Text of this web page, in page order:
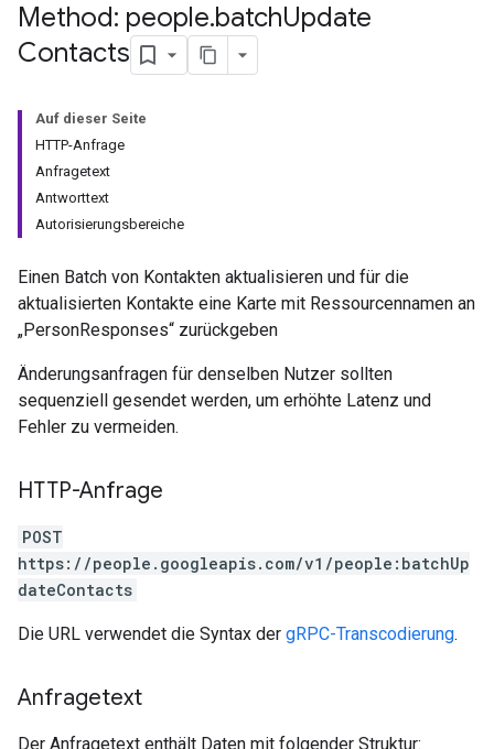
Method: people.batchUpdate
Contacts
Auf dieser Seite
HTTP-Anfrage
Anfragetext
Antworttext
Autorisierungsbereiche
Einen Batch von Kontakten aktualisieren und für die
aktualisierten Kontakte eine Karte mit Ressourcennamen an
„PersonResponses“ zurückgeben
Änderungsanfragen für denselben Nutzer sollten
sequenziell gesendet werden, um erhöhte Latenz und
Fehler zu vermeiden.
HTTP-Anfrage
POST
https://people.googleapis.com/v1/people:batchUp
dateContacts
Die URL verwendet die Syntax der gRPC-Transcodierung.
Anfragetext
Der Anfragetext enthält Daten mit folgender Struktur: